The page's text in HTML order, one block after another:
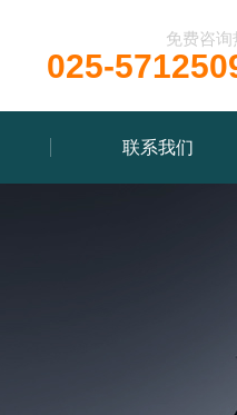
免费咨询
025-
联系我们